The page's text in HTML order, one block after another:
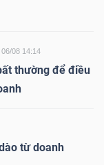
06/08 14:14
thường để điều
từ doanh